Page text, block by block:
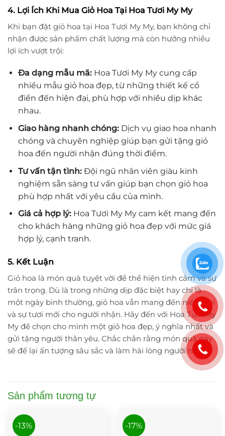
4. Lợi Ích Khi Mua Giỏ Hoa Tại Hoa Tươi My My
Khi bạn đặt giỏ hoa tại Hoa Tươi My My, bạn không chỉ
nhận được sản phẩm chất lượng mà còn hưởng nhiều
lợi ích vượt trội:
Đa dạng mẫu mã:Hoa Tươi My My cung cấp
nhiều mẫu giỏ hoa đẹp, từ những thiết kế cổ
điển đến hiện đại, phù hợp với nhiều dịp khác
nhau.
Giao hàng nhanh chóng:Dịch vụ giao hoa nhanh
chóng và chuyên nghiệp giúp bạn gửi tặng giỏ
hoa đến người nhận đúng thời điểm.
Tư vấn tận tình:Đội ngũ nhân viên giàu kinh
nghiệm sẵn sàng tư vấn giúp bạn chọn giỏ hoa
phù hợp nhất với yêu cầu của mình.
Giá cả hợp lý:Hoa Tươi My My cam kết mang đến
cho khách hàng những giỏ hoa đẹp với mức giá
hợp lý, cạnh tranh.
5. Kết Luận
Giỏ hoa là món quà tuyệt vời để thể hiện tình cảm và sự
trân trọng. Dù là trong những dịp đặc biệt hay chỉ là
một ngày bình thường, giỏ hoa vẫn mang đến niềm vui
và sự tươi mới cho người nhận. Hãy đến với Hoa Tươi My
My để chọn cho mình một giỏ hoa đẹp, ý nghĩa nhất và
gửi tặng người thân yêu. Chắc chắn rằng món quà này
sẽ để lại ấn tượng sâu sắc và làm hài lòng người nhận.
Sản phẩm tương tự
-13% -17%